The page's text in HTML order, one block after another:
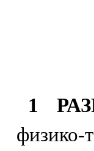
1
физико-